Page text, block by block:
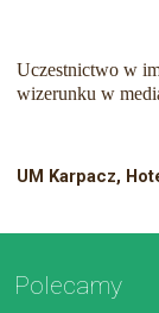
Uczestnictwo w
wizerunku w
UM Karpacz,
Polecamy